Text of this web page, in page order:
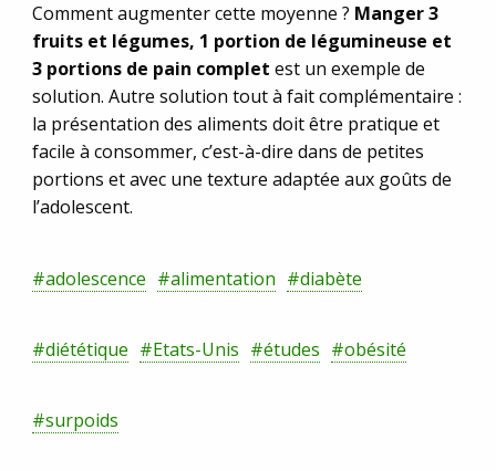
Comment augmenter cette moyenne ? Manger 3
fruits et légumes, 1 portion de légumineuse et
3 portions de pain complet est un exemple de
solution. Autre solution tout à fait complémentaire :
la présentation des aliments doit être pratique et
facile à consommer, c’est-à-dire dans de petites
portions et avec une texture adaptée aux goûts de
l’adolescent.
#adolescence #alimentation #diabète
#diététique #Etats-Unis #études #obésité
#surpoids